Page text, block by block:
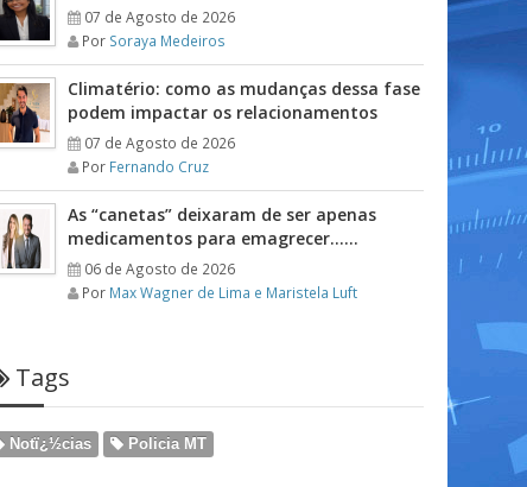
07 de Agosto de 2026
Por Soraya Medeiros
Climatério: como as mudanças dessa fase
podem impactar os relacionamentos
07 de Agosto de 2026
Por Fernando Cruz
As “canetas” deixaram de ser apenas
medicamentos para emagrecer……
06 de Agosto de 2026
Por Max Wagner de Lima e Maristela Luft
Tags
Notï¿½cias Policia MT